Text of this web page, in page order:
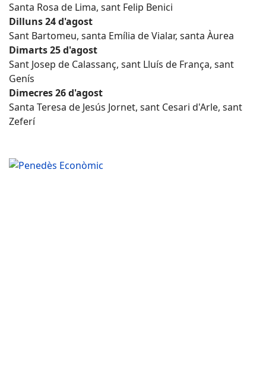
Santa Rosa de Lima, sant Felip Benici
Dilluns 24 d'agost
Sant Bartomeu, santa Emília de Vialar, santa Àurea
Dimarts 25 d'agost
Sant Josep de Calassanç, sant Lluís de França, sant
Genís
Dimecres 26 d'agost
Santa Teresa de Jesús Jornet, sant Cesari d'Arle, sant
Zeferí